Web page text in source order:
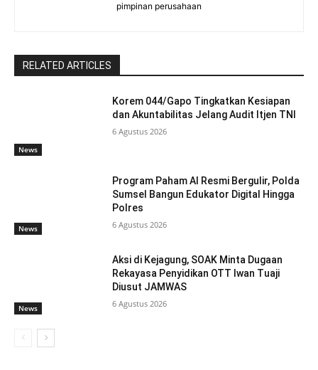
pimpinan perusahaan
RELATED ARTICLES
News
Korem 044/Gapo Tingkatkan Kesiapan
dan Akuntabilitas Jelang Audit Itjen TNI
6 Agustus 2026
News
Program Paham AI Resmi Bergulir, Polda
Sumsel Bangun Edukator Digital Hingga
Polres
6 Agustus 2026
News
Aksi di Kejagung, SOAK Minta Dugaan
Rekayasa Penyidikan OTT Iwan Tuaji
Diusut JAMWAS
6 Agustus 2026